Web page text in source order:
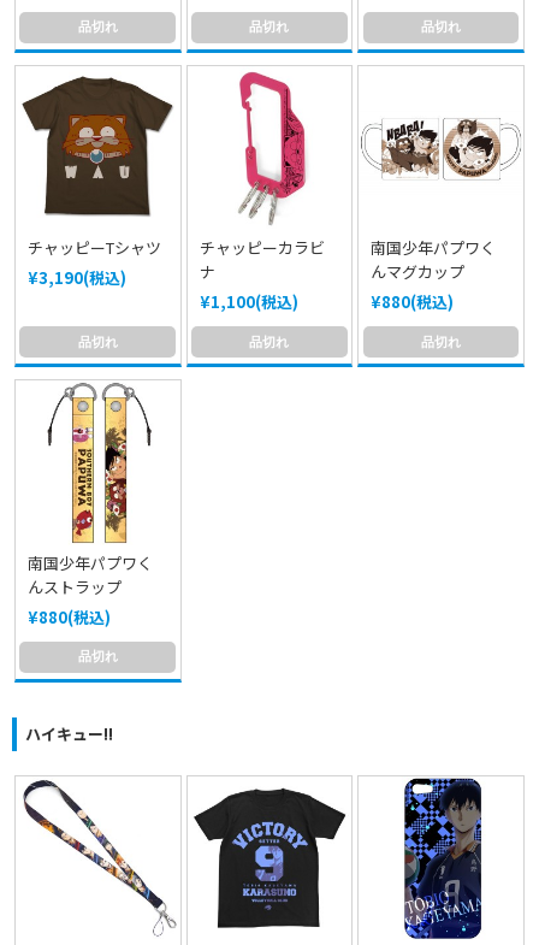
品切れ 品切れ 品切れ
チャッピーTシャツ
¥3,190(税込)
品切れ
チャッピーカラビ
ナ
¥1,100(税込)
品切れ
南国少年パプワく
んマグカップ
¥880(税込)
品切れ
南国少年パプワく
んストラップ
¥880(税込)
品切れ
ハイキュー!!